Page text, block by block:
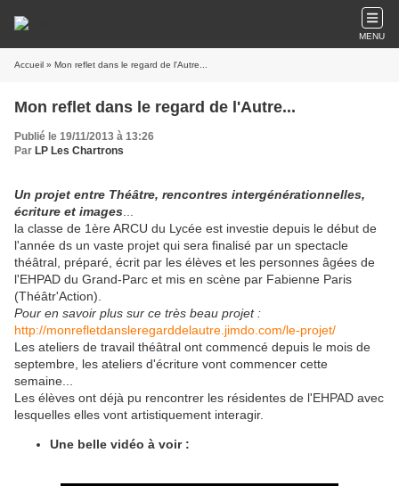
MENU
Accueil » Mon reflet dans le regard de l'Autre...
Mon reflet dans le regard de l'Autre...
Publié le 19/11/2013 à 13:26
Par LP Les Chartrons
Un projet entre Théâtre, rencontres intergénérationnelles,
écriture et images
la classe de 1ère ARCU du Lycée est investie depuis le début de
l'année ds un vaste projet qui sera finalisé par un spectacle
théâtral, préparé, écrit par les élèves et les personnes âgées de
l'EHPAD du Grand-Parc et mis en scène par Fabienne Paris
(Théâtr'Action).
Pour en savoir plus sur ce très beau projet :
http://monrefletdansleregarddelautre.jimdo.com/le-projet/
Les ateliers de travail théâtral ont commencé depuis le mois de
septembre, les ateliers d'écriture vont commencer cette
semaine...
Les élèves ont déjà pu rencontrer les résidentes de l'EHPAD avec
lesquelles elles vont artistiquement interagir.
Une belle vidéo à voir :